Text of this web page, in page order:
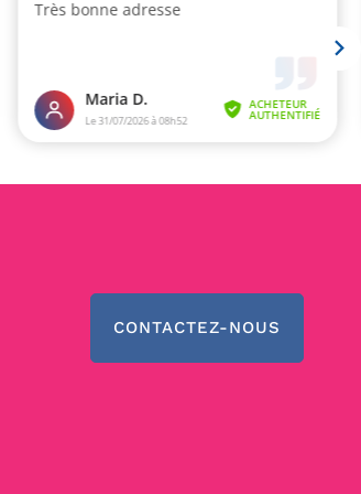
CONTACTEZ-NOUS